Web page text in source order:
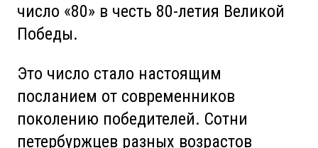
число «80» в честь 80-летия Великой
Победы.
Это число стало настоящим
посланием от современников
поколению победителей. Сотни
петербуржцев разных возрастов